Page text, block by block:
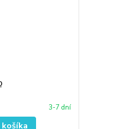
3-7 dní